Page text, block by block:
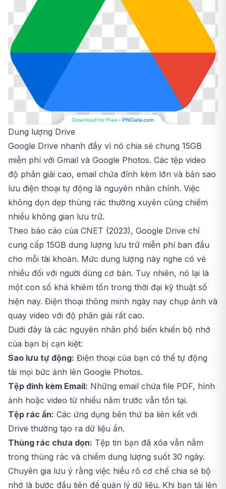
Dung lượng Drive
Google Drive nhanh đầy vì nó chia sẻ chung 15GB
miễn phí với Gmail và Google Photos. Các tệp video
độ phân giải cao, email chứa đính kèm lớn và bản sao
lưu điện thoại tự động là nguyên nhân chính. Việc
không dọn dẹp thùng rác thường xuyên cũng chiếm
nhiều không gian lưu trữ.
Theo báo cáo của CNET (2023), Google Drive chỉ
cung cấp 15GB dung lượng lưu trữ miễn phí ban đầu
cho mỗi tài khoản. Mức dung lượng này nghe có vẻ
nhiều đối với người dùng cơ bản. Tuy nhiên, nó lại là
một con số khá khiêm tốn trong thời đại kỹ thuật số
hiện nay. Điện thoại thông minh ngày nay chụp ảnh và
quay video với độ phân giải rất cao.
Dưới đây là các nguyên nhân phổ biến khiến bộ nhớ
của bạn bị cạn kiệt:
Sao lưu tự động: Điện thoại của bạn có thể tự động
tải mọi bức ảnh lên Google Photos.
Tệp đính kèm Email: Những email chứa file PDF, hình
ảnh hoặc video từ nhiều năm trước vẫn tồn tại.
Tệp rác ẩn: Các ứng dụng bên thứ ba liên kết với
Drive thường tạo ra dữ liệu ẩn.
Thùng rác chưa dọn: Tệp tin bạn đã xóa vẫn nằm
trong thùng rác và chiếm dung lượng suốt 30 ngày.
Chuyên gia lưu ý rằng việc hiểu rõ cơ chế chia sẻ bộ
nhớ là bước đầu tiên để quản lý dữ liệu. Khi bạn tải lên